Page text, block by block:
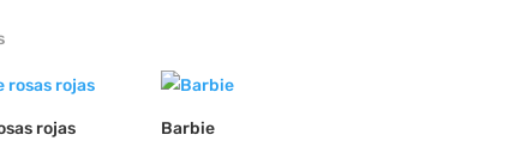
rojas
Barbie